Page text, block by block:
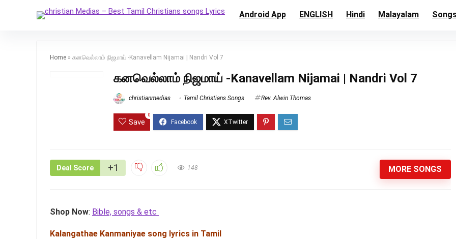
Android App ENGLISH Hindi Malayalam
Home » கனவெல்லாம் நிஜமாய் -Kanavellam Nijamai | Nandri Vol 7
கனவெல்லாம் நிஜமாய் -Kanavellam Nijamai | Nandri Vol 7
christianmedias Tamil Christians Songs Rev. Alwin Thomas
Save
0
Deal Score +1 148 MORE SONGS
Shop Now: Bible, songs & etc
Kalangathae Kanmaniyae song lyrics in Tamil